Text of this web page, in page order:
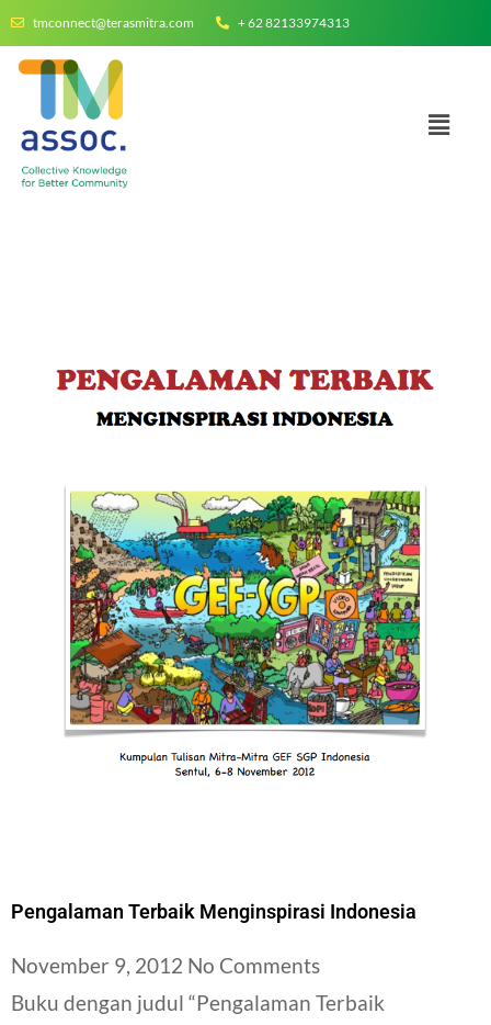
tmconnect@terasmitra.com + 62 82133974313
Pengalaman Terbaik Menginspirasi Indonesia
November 9, 2012 No Comments
Buku dengan judul “Pengalaman Terbaik